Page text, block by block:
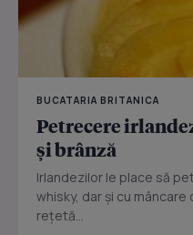
BUCATARIA BRITANICA
Petrecere
şi brânză
Irlandezilor le place să
whisky, dar şi cu
reţetă...